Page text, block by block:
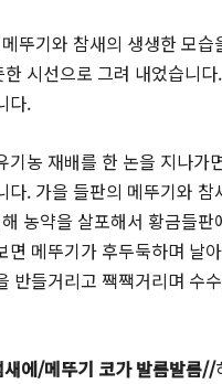
뚜기와 참새의 생생한 모
시선으로 그려 내었습니
다.
농 재배를 한 논을 지나가
. 가을 들판의 메뚜기와
농약을 살포해서 황금들
메뚜기가 후두둑하며 날
반들거리고 짹짹거리며 수
에/메뚜기 코가 발름발름//